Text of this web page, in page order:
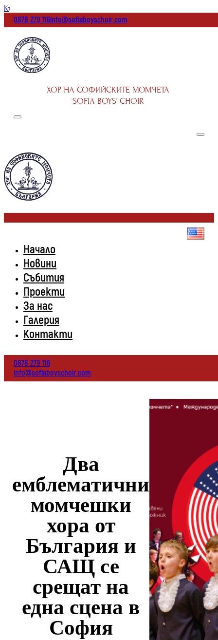
Към основното съдържание
0878 279 116info@sofiaboyschoir.com
ХОР НА СОФИЙСКИТЕ МОМЧЕТА
SOFIA BOYS’ CHOIR
Начало
Новини
Събития
Проекти
За нас
Галерия
Контакти
0878 279 116
info@sofiaboyschoir.com
Два
емблематични
момчешки
хора от
България и
САЩ се
срещат на
една сцена в
София